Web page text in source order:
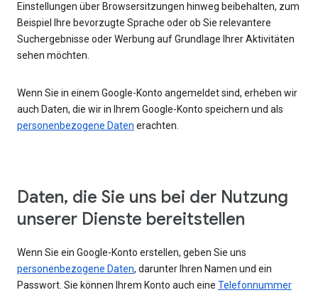
Einstellungen über Browsersitzungen hinweg beibehalten, zum
Beispiel Ihre bevorzugte Sprache oder ob Sie relevantere
Suchergebnisse oder Werbung auf Grundlage Ihrer Aktivitäten
sehen möchten.
Wenn Sie in einem Google-Konto angemeldet sind, erheben wir
auch Daten, die wir in Ihrem Google-Konto speichern und als
personenbezogene Daten erachten.
Daten, die Sie uns bei der Nutzung
unserer Dienste bereitstellen
Wenn Sie ein Google-Konto erstellen, geben Sie uns
personenbezogene Daten, darunter Ihren Namen und ein
Passwort. Sie können Ihrem Konto auch eine Telefonnummer